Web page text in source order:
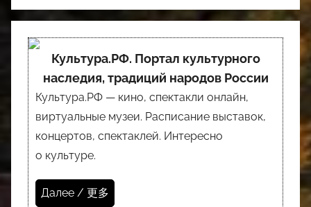
Культура.РФ. Портал культурного
наследия, традиций народов России
Культура.РФ — кино, спектакли онлайн,
виртуальные музеи. Расписание выставок,
концертов, спектаклей. Интересно
о культуре.
Далее / 更多